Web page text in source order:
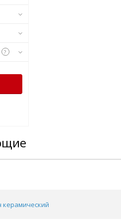
?
керамический